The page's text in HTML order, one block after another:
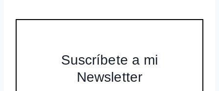
Suscríbete a mi
Newsletter